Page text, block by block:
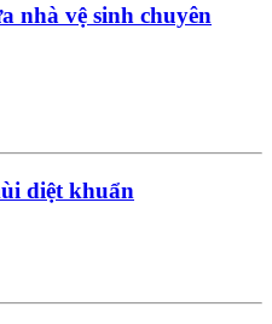
nhà vệ sinh chuyên
diệt khuẩn